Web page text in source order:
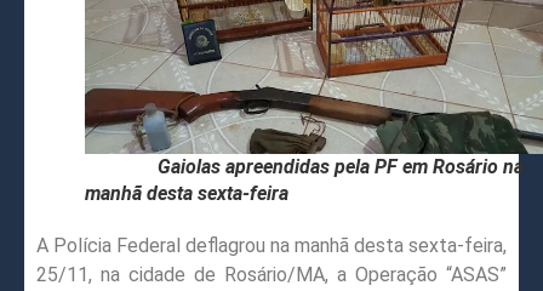
Gaiolas apreendidas pela PF em Rosário na
manhã desta sexta-feira
A Polícia Federal deflagrou na manhã desta sexta-feira,
25/11, na cidade de Rosário/MA, a Operação “ASAS”